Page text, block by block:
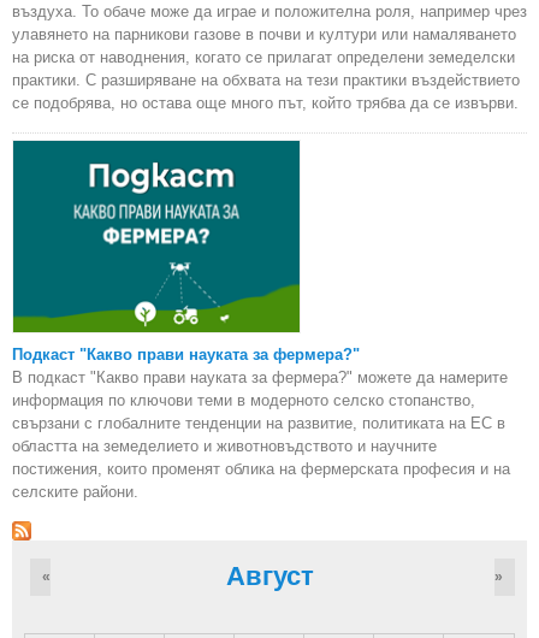
въздуха. То обаче може да играе и положителна роля, например чрез
улавянето на парникови газове в почви и култури или намаляването
на риска от наводнения, когато се прилагат определени земеделски
практики. С разширяване на обхвата на тези практики въздействието
се подобрява, но остава още много път, който трябва да се извърви.
Подкаст "Какво прави науката за фермера?"
В подкаст "Какво прави науката за фермера?" можете да намерите
информация по ключови теми в модерното селско стопанство,
свързани с глобалните тенденции на развитие, политиката на ЕС в
областта на земеделието и животновъдството и научните
постижения, които променят облика на фермерската професия и на
селските райони.
Август
« »